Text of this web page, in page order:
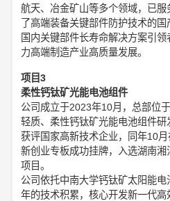
航天、冶金矿山等多个领域，已
了高端装备关键部件防护技术的
国内关键部件长寿命解决方案引
力高端制造产业高质量发展。
项目3
柔性钙钛矿光能电池组件
公司成立于2023年10月，总部位
轻质、柔性钙钛矿光能电池组件
获评国家高新技术企业，同年10
新创业专板成功挂牌，入选湖南湘
项目。
公司依托中南大学钙钛矿太阳能
年的技术积累，核心开发新一代